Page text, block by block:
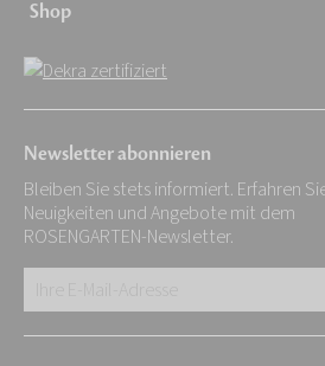
Shop
Newsletter abonnieren
Bleiben Sie stets informiert. Erfahren
Neuigkeiten und Angebote mit dem
ROSENGARTEN-Newsletter.